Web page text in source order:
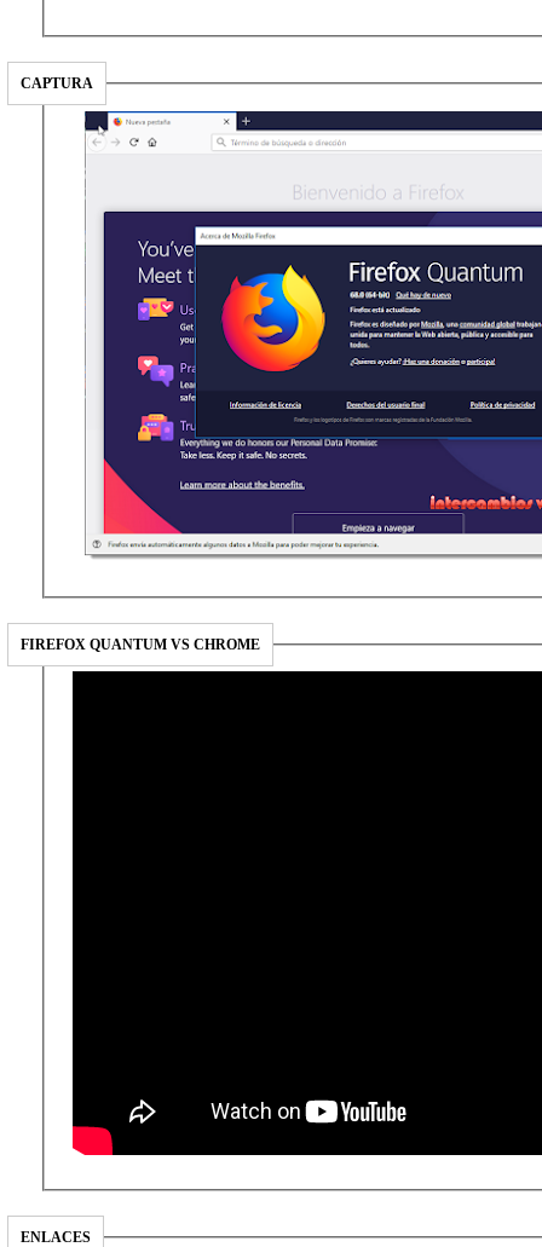
CAPTURA
FIREFOX QUANTUM VS CHROME
ENLACES